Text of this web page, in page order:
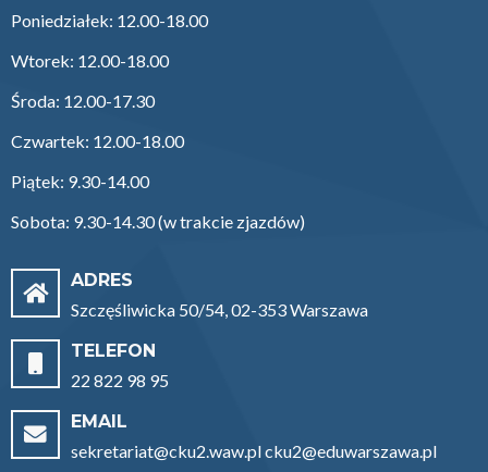
Poniedziałek: 12.00-18.00
Wtorek: 12.00-18.00
Środa: 12.00-17.30
Czwartek: 12.00-18.00
Piątek: 9.30-14.00
Sobota: 9.30-14.30 (w trakcie zjazdów)
ADRES
Szczęśliwicka 50/54, 02-353 Warszawa
TELEFON
22 822 98 95
EMAIL
sekretariat@cku2.waw.pl cku2@eduwarszawa.pl